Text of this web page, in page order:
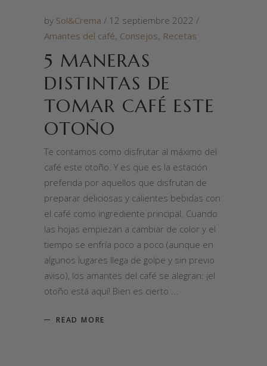
by Sol&Crema
12 septiembre 2022
Amantes del café, Consejos, Recetas
5 MANERAS
DISTINTAS DE
TOMAR CAFÉ ESTE
OTOÑO
Te contamos como disfrutar al máximo del
café este otoño. Y es que es la estación
preferida por aquellos que disfrutan de
preparar deliciosas y calientes bebidas con
el café como ingrediente principal. Cuando
las hojas empiezan a cambiar de color y el
tiempo se enfría poco a poco (aunque en
algunos lugares llega de golpe y sin previo
aviso), los amantes del café se alegran: ¡el
otoño está aquí! Bien es cierto
READ MORE